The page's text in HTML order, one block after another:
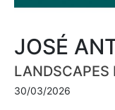
JOSÉ
LANDSCAPES
30/03/2026